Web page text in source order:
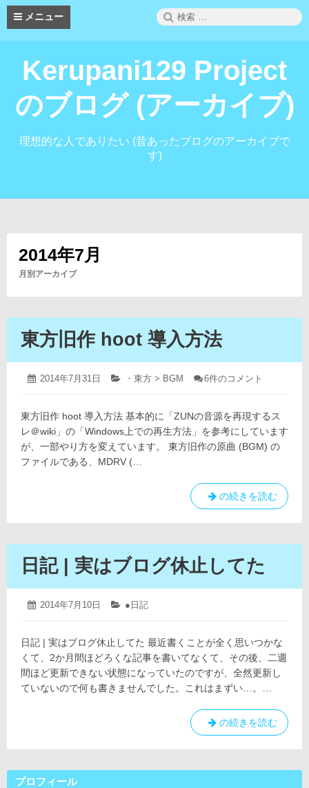
コ
メニュー
検
索:
Kerupani129 Project
のブログ (アーカイブ)
理想的な人でありたい (昔あったブログのアーカイブで
す)
2014年7月
月別アーカイブ
東方旧作 hoot 導入方法
投
2014年7月31日
2019
月
12
日
カ
リ
ー:
・東方 > BGM
東
作
hoot
導
入
の
6件のコメント
東方旧作 hoot 導入方法 基本的に「ZUNの音源を再現するス
レ＠wiki」の「Windows上での再生方法」を参考にしています
が、一部やり方を変えています。 東方旧作の原曲 (BGM) の
ファイルである、MDRV (…
東
方
作
hoot
導
入
の続きを読む
日記 | 実はブログ休止してた
投
2014年7月10日
2019
月
12
日
カ
リ
ー:
●日記
日記 | 実はブログ休止してた 最近書くことが全く思いつかな
くて、2か月間ほどろくな記事を書いてなくて、その後、二週
間ほど更新できない状態になっていたのですが、全然更新し
ていないので何も書きませんでした。これはまずい…。…
日
記
実
の続きを読む
プロフィール